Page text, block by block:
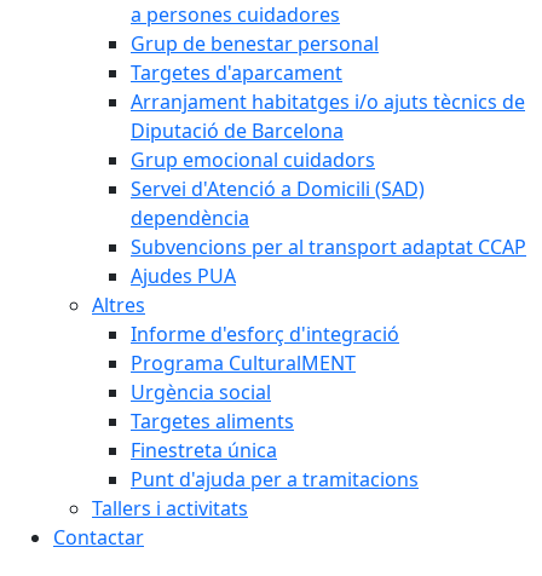
a persones cuidadores
Grup de benestar personal
Targetes d'aparcament
Arranjament habitatges i/o ajuts tècnics de
Diputació de Barcelona
Grup emocional cuidadors
Servei d'Atenció a Domicili (SAD)
dependència
Subvencions per al transport adaptat CCAP
Ajudes PUA
Altres
Informe d'esforç d'integració
Programa CulturalMENT
Urgència social
Targetes aliments
Finestreta única
Punt d'ajuda per a tramitacions
Tallers i activitats
Contactar